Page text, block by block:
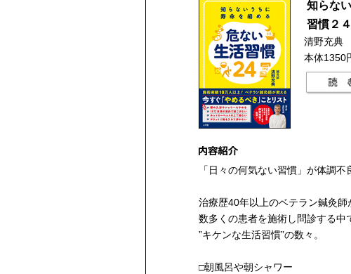
知らな
習慣２４
清野充典
本体1350
「日々の何気ない習慣」が体調不
治療歴40年以上のベテラン鍼灸師
数多くの患者を施術し問診する中
”キケンな生活習慣”の数々。
□朝風呂や朝シャワー